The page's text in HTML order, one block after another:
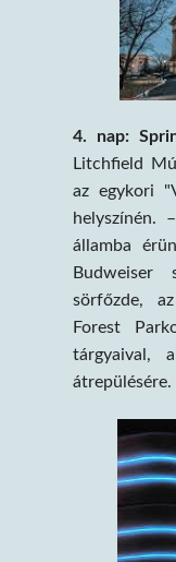
4. nap:
Litchfield
az egykori
helyszínén.
államba
Budweiser
sörfőzde,
Forest
tárgyaival,
átrepülésére.